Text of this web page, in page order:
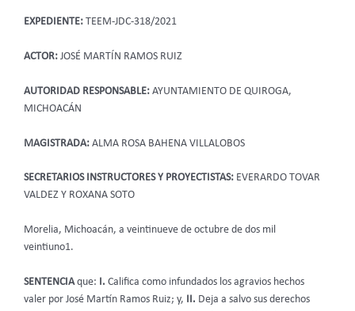
EXPEDIENTE: TEEM-JDC-318/2021
ACTOR: JOSÉ MARTÍN RAMOS RUIZ
AUTORIDAD RESPONSABLE: AYUNTAMIENTO DE QUIROGA,
MICHOACÁN
MAGISTRADA: ALMA ROSA BAHENA VILLALOBOS
SECRETARIOS INSTRUCTORES Y PROYECTISTAS: EVERARDO TOVAR
VALDEZ Y ROXANA SOTO
Morelia, Michoacán, a veintinueve de octubre de dos mil
veintiuno1.
SENTENCIAque: I. Califica como infundados los agravios hechos
valer por José Martín Ramos Ruiz; y,
II. Deja a salvo sus derechos